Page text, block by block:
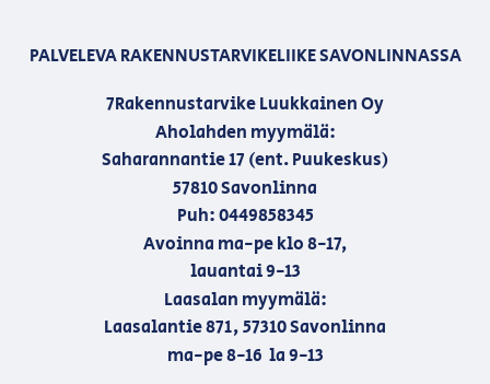
PALVELEVA RAKENNUSTARVIKELIIKE SAVONLINNASSA
7Rakennustarvike Luukkainen Oy
Aholahden myymälä:
Saharannantie 17 (ent. Puukeskus)
57810 Savonlinna
Puh: 0449858345
Avoinna ma-pe klo 8-17,
lauantai 9-13
Laasalan myymälä:
Laasalantie 871, 57310 Savonlinna
ma-pe 8-16 la 9-13